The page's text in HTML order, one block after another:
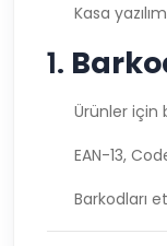
Kasa
1.
Ürünler için
EAN-13,
Barkodları